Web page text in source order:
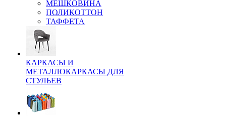
МЕШКОВИНА
ПОЛИКОТТОН
ТАФФЕТА
КАРКАСЫ И
МЕТАЛЛОКАРКАСЫ ДЛЯ
СТУЛЬЕВ